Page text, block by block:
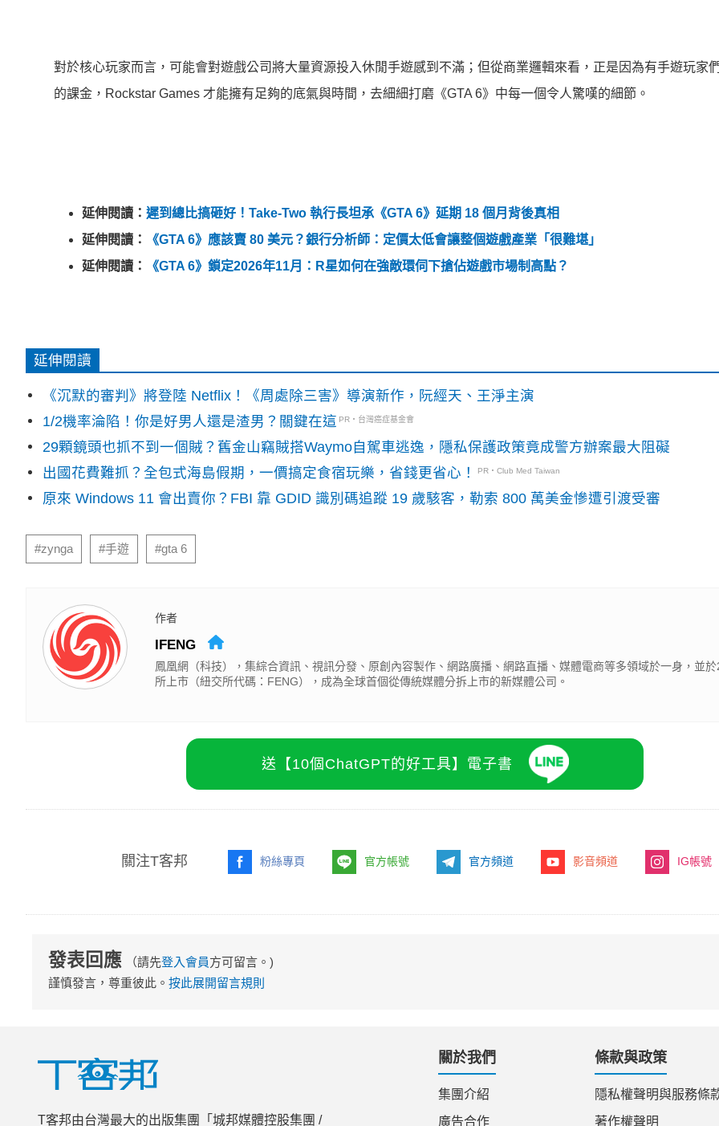
對於核心玩家而言，可能會對遊戲公司將大量資源投入休閒手遊感到不滿；但從商業邏輯來看，正是因為有手遊玩家
的課金，Rockstar Games 才能擁有足夠的底氣與時間，去細細打磨《GTA 6》中每一個令人驚嘆的細節。
延伸閱讀： 遲到總比搞砸好！Take-Two 執行長坦承《GTA 6》延期 18 個月背後真相
延伸閱讀：
《GTA 6》應該賣 80 美元？銀行分析師：定價太低會讓整個遊戲產業「很難堪」
延伸閱讀：
《GTA 6》鎖定2026年11月：R星如何在強敵環伺下搶佔遊戲市場制高點？
延伸閱讀
《沉默的審判》將登陸 Netflix！《周處除三害》導演新作，阮經天、王淨主演
1/2機率淪陷！你是好男人還是渣男？關鍵在這 PR・台灣癌症基金會
29顆鏡頭也抓不到一個賊？舊金山竊賊搭Waymo自駕車逃逸，隱私保護政策竟成警方辦案最大阻礙
出國花費難抓？全包式海島假期，一價搞定食宿玩樂，省錢更省心！
PR・Club Med Taiwan
原來 Windows 11 會出賣你？FBI 靠 GDID 識別碼追蹤 19 歲駭客，勒索 800 萬美金慘遭引渡受審
#zynga #手遊 #gta 6
作者
IFENG
鳳凰網（科技），集綜合資訊、視訊分發、原創內容製作、網路廣播、網路直播、媒體電商等多領域於一身，並
所上市（紐交所代碼：FENG），成為全球首個從傳統媒體分拆上市的新媒體公司。
送【10個ChatGPT的好工具】電子書
關注T客邦 粉絲專頁 官方帳號 官方頻道 影音頻道 IG帳號
發表回應 （請先登入會員方可留言。)
謹慎發言，尊重彼此。 按此展開留言規則
T客邦由台灣最大的出版集團「城邦媒體控股集團 /
關於我們
集團介紹
廣告合作
條款與政策
隱私權聲明與服務條
著作權聲明